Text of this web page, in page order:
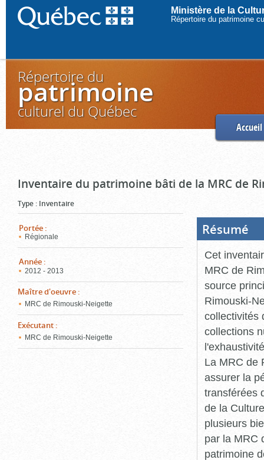
Ministère de la
Répertoire du patrimoine
Répertoire du
patrimoine
culturel du Québec
Accueil
Inventaire du patrimoine bâti de la MRC de
Type : Inventaire
Portée :
Régionale
Année :
2012 - 2013
Maître d'oeuvre :
MRC de Rimouski-Neigette
Exécutant :
MRC de Rimouski-Neigette
Résumé
Cet
MRC de
source
Rimouski-
collectivités
collections
La MRC de
assurer la
transférées
de la
plusieurs
par la MRC
patrimoine